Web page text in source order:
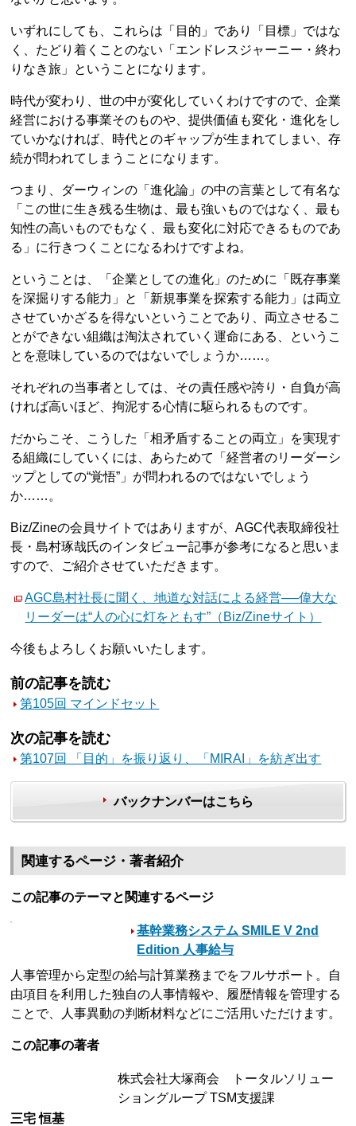
いずれにしても、これらは「目的」であり「目標」ではな
く、たどり着くことのない「エンドレスジャーニー・終わ
りなき旅」ということになります。
時代が変わり、世の中が変化していくわけですので、企業
経営における事業そのものや、提供価値も変化・進化をし
ていかなければ、時代とのギャップが生まれてしまい、存
続が問われてしまうことになります。
つまり、ダーウィンの「進化論」の中の言葉として有名な
「この世に生き残る生物は、最も強いものではなく、最も
知性の高いものでもなく、最も変化に対応できるものであ
る」に行きつくことになるわけですよね。
ということは、「企業としての進化」のために「既存事業
を深掘りする能力」と「新規事業を探索する能力」は両立
させていかざるを得ないということであり、両立させるこ
とができない組織は淘汰されていく運命にある、というこ
とを意味しているのではないでしょうか……。
それぞれの当事者としては、その責任感や誇り・自負が高
ければ高いほど、拘泥する心情に駆られるものです。
だからこそ、こうした「相矛盾することの両立」を実現す
る組織にしていくには、あらためて「経営者のリーダーシ
ップとしての“覚悟”」が問われるのではないでしょう
か……。
Biz/Zineの会員サイトではありますが、AGC代表取締役社
長・島村琢哉氏のインタビュー記事が参考になると思いま
すので、ご紹介させていただきます。
AGC島村社長に聞く、地道な対話による経営──偉大な
リーダーは“人の心に灯をともす”（Biz/Zineサイト）
今後もよろしくお願いいたします。
前の記事を読む
第105回 マインドセット
次の記事を読む
第107回 「目的」を振り返り、「MIRAI」を紡ぎ出す
バックナンバーはこちら
関連するページ・著者紹介
この記事のテーマと関連するページ
基幹業務システム SMILE V 2nd
Edition 人事給与
人事管理から定型の給与計算業務までをフルサポート。自
由項目を利用した独自の人事情報や、履歴情報を管理する
ことで、人事異動の判断材料などにご活用いただけます。
この記事の著者
株式会社大塚商会 トータルソリュー
ショングループ TSM支援課
三宅 恒基